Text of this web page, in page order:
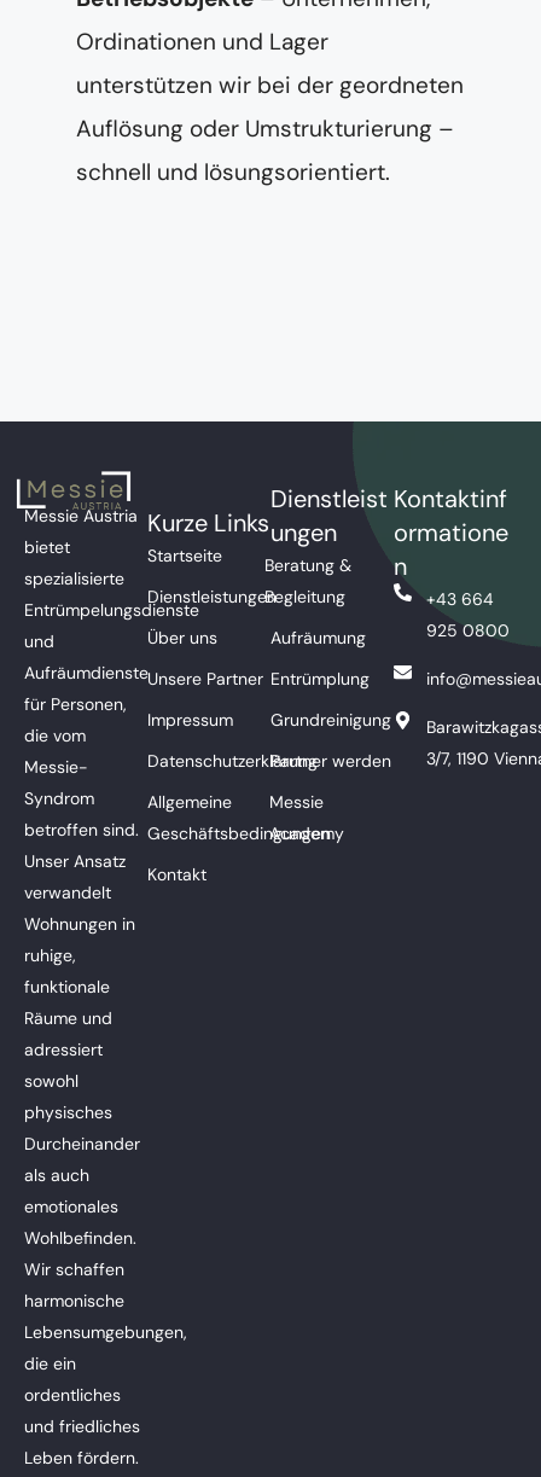
Ordinationen und Lager
unterstützen wir bei der geordneten
Auflösung oder Umstrukturierung –
schnell und lösungsorientiert.
Messie Austria
bietet
spezialisierte
Entrümpelungsdienste
und
Aufräumdienste
für Personen,
die vom
Messie-
Syndrom
betroffen sind.
Unser Ansatz
verwandelt
Wohnungen in
ruhige,
funktionale
Räume und
adressiert
sowohl
physisches
Durcheinander
als auch
emotionales
Wohlbefinden.
Wir schaffen
harmonische
Lebensumgebungen,
die ein
ordentliches
und friedliches
Leben fördern.
Kurze Links
Startseite
Dienstleistungen
Über uns
Unsere Partner
Impressum
Datenschutzerklärung
Allgemeine
Geschäftsbedingungen
Kontakt
Dienstleist
ungen
Beratung &
Begleitung
Aufräumung
Entrümplung
Grundreinigung
Partner werden
Messie
Academy
Kontaktinf
ormatione
n
+43 664
925 0800
3/7, 1190